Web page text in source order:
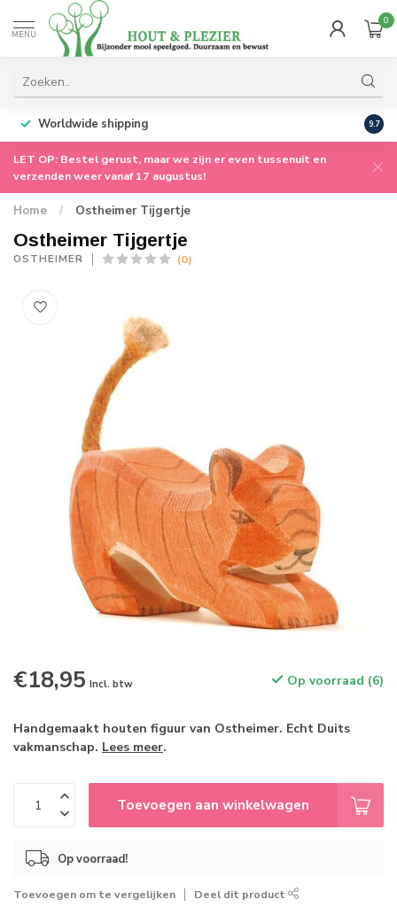
MENU
0
Worldwide shipping 9.7
LET OP: Bestel gerust, maar we zijn er even tussenuit en
verzenden weer vanaf 17 augustus!
Home / Ostheimer Tijgertje
Ostheimer Tijgertje
OSTHEIMER (0)
€18,95 Incl. btw Op voorraad (6)
Handgemaakt houten figuur van Ostheimer. Echt Duits
vakmanschap. Lees meer.
Toevoegen aan winkelwagen
Op voorraad!
Toevoegen om te vergelijken Deel dit product